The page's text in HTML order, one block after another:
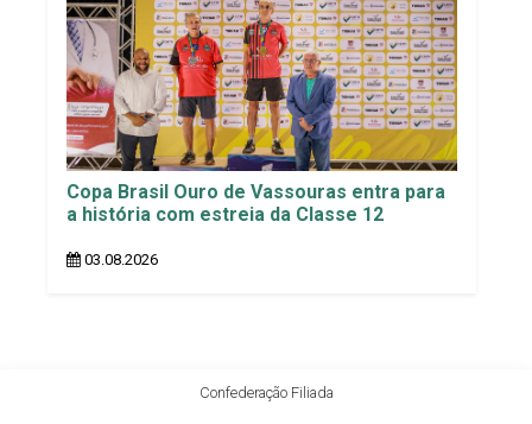
Copa Brasil Ouro de Vassouras entra para
a história com estreia da Classe 12
03.08.2026
Confederação Filiada